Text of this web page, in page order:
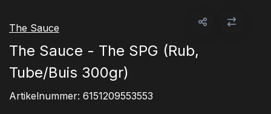
The Sauce
The Sauce - The SPG (Rub,
Tube/Buis 300gr)
Artikelnummer: 6151209553553